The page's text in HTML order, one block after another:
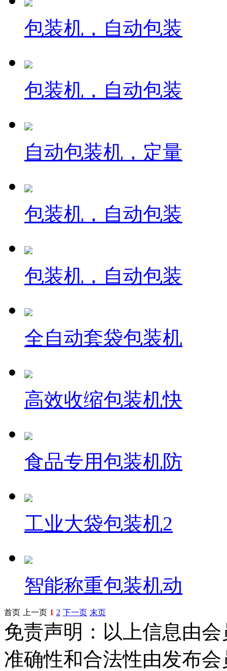
包装机，自动包装
包装机，自动包装
自动包装机，定量
包装机，自动包装
包装机，自动包装
全自动套袋包装机
高效收缩包装机快
食品专用包装机防
工业大袋包装机2
智能称重包装机动
首页 上一页 1 2 下一页 末页
免责声明：以上信息由
准确性和合法性由发布